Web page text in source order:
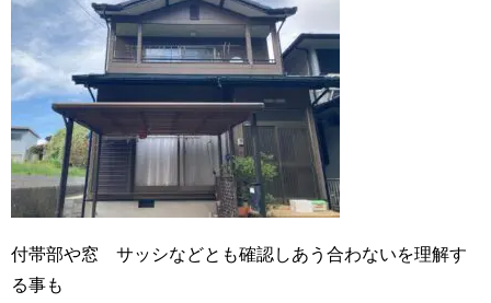
付帯部や窓 サッシなどとも確認しあう合わないを理解す
る事も